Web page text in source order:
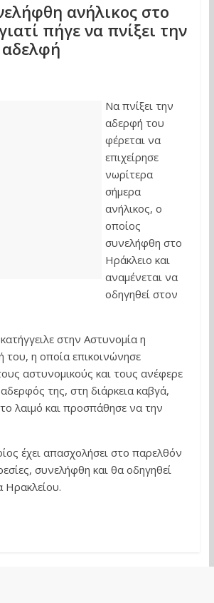
ανήλικος στο
πήγε να πνίξει την
Να πνίξει την
αδερφή του
φέρεται να
επιχείρησε
νωρίτερα
σήμερα
ανήλικος, ο
οποίος
συνελήφθη στο
Ηράκλειο και
αναμένεται να
οδηγηθεί στον
στην Αστυνομία η
η οποία επικοινώνησε
αστυνομικούς και τους ανέφερε
της, στη διάρκεια καβγά,
λαιμό και προσπάθησε να την
έχει απασχολήσει στο παρελθόν
συνελήφθη και θα οδηγηθεί
Ηρακλείου.